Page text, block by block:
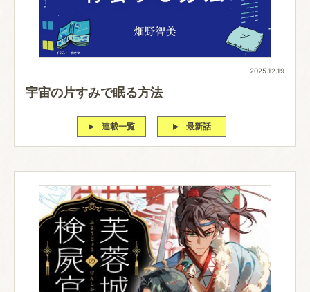
2025.12.19
宇宙の片すみで眠る方法
連載一覧 最新話